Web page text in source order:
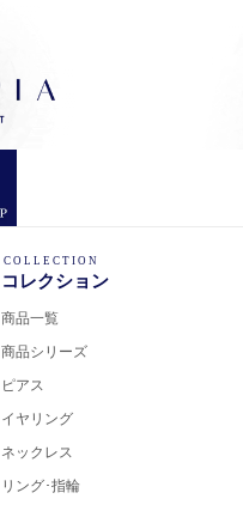
COLLECTION
コレクション
商品一覧
商品シリーズ
ピアス
イヤリング
ネックレス
リング･指輪